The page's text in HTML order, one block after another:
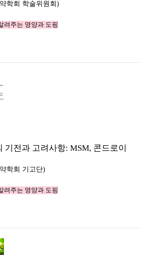
학회 학술위원회)
려주는 영양과 도핑
기전과 고려사항: MSM, 콘드로이
학회 기고단)
려주는 영양과 도핑